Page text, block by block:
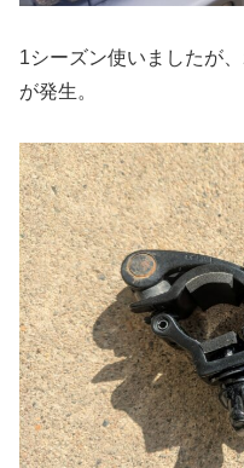
1シーズン使いましたが
が発生。